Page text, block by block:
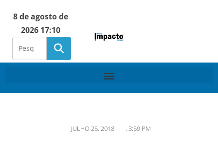
8 de agosto de
2026 17:10
JULHO 25, 2018 , 3:59 PM